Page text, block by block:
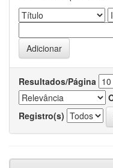
Resultados/Página
Registro(s)